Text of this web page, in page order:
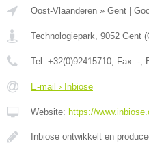
Oost-Vlaanderen » Gent
Technologiepark, 9052 Gent (
Tel: +32(0)92415710, Fax: -,
E-mail › Inbiose
Website: https://
Inbiose ontwikkelt en